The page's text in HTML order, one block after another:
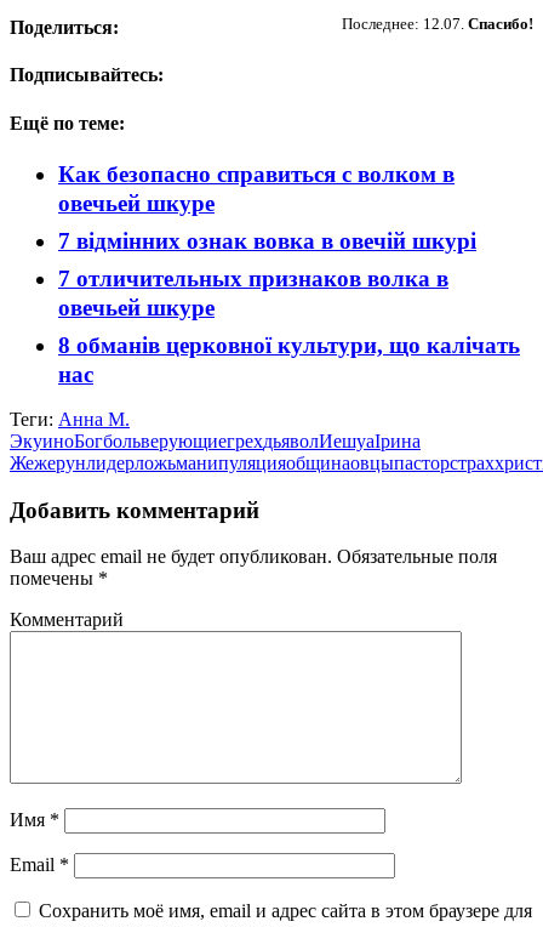
Последнее: 12.07. Спасибо!
Поделиться:
Подписывайтесь:
Ещё по теме:
Как безопасно справиться с волком в
овечьей шкуре
7 відмінних ознак вовка в овечій шкурі
7 отличительных признаков волка в
овечьей шкуре
8 обманів церковної культури, що калічать
нас
Теги: Анна М.
ЭкуиноБогбольверующиегрехдьяволИешуаІрина
Жежерунлидерложьманипуляцияобщинаовцыпасторстрах
Добавить комментарий
Ваш адрес email не будет опубликован. Обязательные поля
помечены *
Комментарий
Имя *
Email *
Сохранить моё имя, email и адрес сайта в этом браузере для